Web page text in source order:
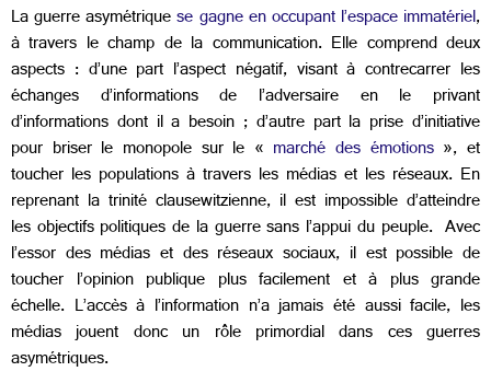
La guerre asymétriquese gagne en occupant l’espace immatériel,
à travers le champ de la communication. Elle comprend deux
aspects : d’une part l’aspect négatif, visant à contrecarrer les
échanges d’informations de l’adversaire en le privant
d’informations dont il a besoin ; d’autre part la prise d’initiative
pour briser le monopole sur le « marché des émotions », et
toucher les populations à travers les médias et les réseaux. En
reprenant la trinité clausewitzienne, il est impossible d’atteindre
les objectifs politiques de la guerre sans l’appui du peuple. Avec
l’essor des médias et des réseaux sociaux, il est possible de
toucher l’opinion publique plus facilement et à plus grande
échelle. L’accès à l’information n’a jamais été aussi facile, les
médias jouent donc un rôle primordial dans ces guerres
asymétriques.